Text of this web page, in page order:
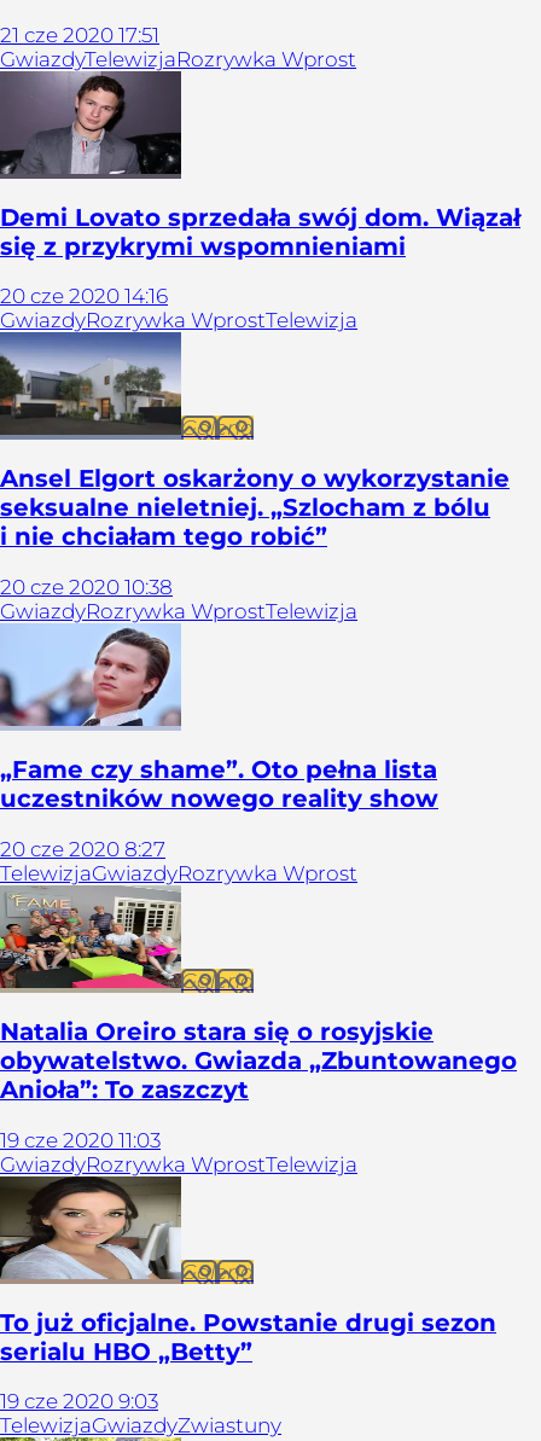
21 cze 2020 17:51
GwiazdyTelewizjaRozrywka Wprost
Demi Lovato sprzedała swój dom. Wiązał
się z przykrymi wspomnieniami
20 cze 2020 14:16
GwiazdyRozrywka WprostTelewizja
Galeria
Ansel Elgort oskarżony o wykorzystanie
seksualne nieletniej. „Szlocham z bólu
i nie chciałam tego robić”
20 cze 2020 10:38
GwiazdyRozrywka WprostTelewizja
„Fame czy shame”. Oto pełna lista
uczestników nowego reality show
20 cze 2020 8:27
TelewizjaGwiazdyRozrywka Wprost
Galeria
Natalia Oreiro stara się o rosyjskie
obywatelstwo. Gwiazda „Zbuntowanego
Anioła”: To zaszczyt
19 cze 2020 11:03
GwiazdyRozrywka WprostTelewizja
Galeria
To już oficjalne. Powstanie drugi sezon
serialu HBO „Betty”
19 cze 2020 9:03
TelewizjaGwiazdyZwiastuny